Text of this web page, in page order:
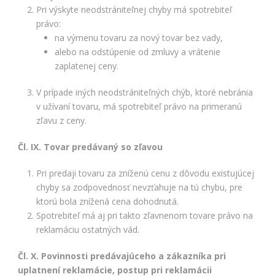
Pri výskyte neodstrániteľnej chyby má spotrebiteľ
právo:
na výmenu tovaru za nový tovar bez vady,
alebo na odstúpenie od zmluvy a vrátenie
zaplatenej ceny.
V prípade iných neodstrániteľných chýb, ktoré nebránia
v užívaní tovaru, má spotrebiteľ právo na primeranú
zľavu z ceny.
Čl. IX. Tovar predávaný so zľavou
Pri predaji tovaru za zníženú cenu z dôvodu existujúcej
chyby sa zodpovednosť nevzťahuje na tú chybu, pre
ktorú bola znížená cena dohodnutá.
Spotrebiteľ má aj pri takto zľavnenom tovare právo na
reklamáciu ostatných vád.
Čl. X. Povinnosti predávajúceho a zákazníka pri
uplatnení reklamácie, postup pri reklamácii